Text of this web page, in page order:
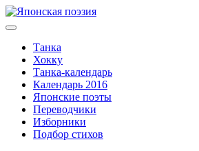
Танка
Хокку
Танка-календарь
Календарь 2016
Японские поэты
Переводчики
Изборники
Подбор стихов